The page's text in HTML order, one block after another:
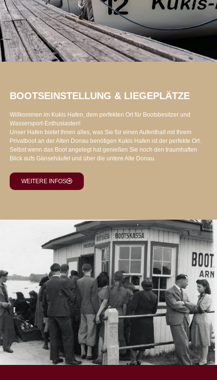
BOOTSEINSTELLUNG & LIEGEPLÄTZE
Willkommen im Kukis Hafen, dem perfekten Ort für Bootsbesitzer und
Wassersport-Enthusiasten!
Unser Hafen bietet Ihnen alles, was Sie für einen Aufenthalt mit Ihrem
Privatboot an der Alten Donau benötigen Kukis Hafen ist der perfekte Ort.
Selbst wenn das Boot angelegt hat genießen Sie noch den traumhaften
Blick aufs Gänsehäufel und über die untere Alte Donau.
WEITERE INFOS